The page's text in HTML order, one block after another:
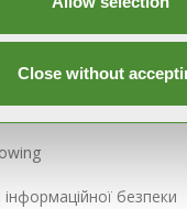
Close without
231
інформаційної безпеки